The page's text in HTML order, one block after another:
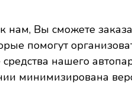
нам, Вы сможете
помогут
нашего
минимизирована